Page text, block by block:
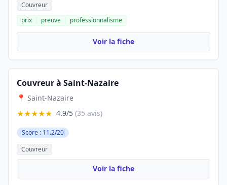
Couvreur
prix
preuve professionnalisme
Voir la fiche
Couvreur à Saint-Nazaire
📍 Saint-Nazaire
★★★★★ 4.9/5 (35 avis)
Score : 11.2/20
Couvreur
Voir la fiche